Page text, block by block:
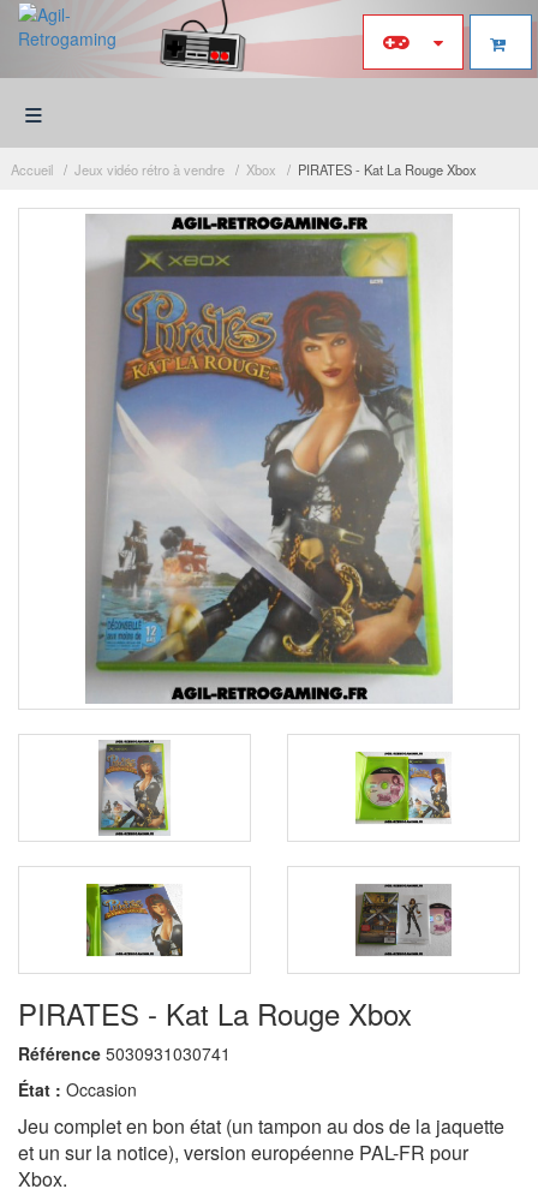
≡
Accueil Jeux vidéo rétro à vendre Xbox PIRATES - Kat La Rouge Xbox
PIRATES - Kat La Rouge Xbox
Référence 5030931030741
État : Occasion
Jeu complet en bon état (un tampon au dos de la jaquette
et un sur la notice), version européenne PAL-FR pour
Xbox.